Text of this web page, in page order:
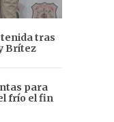
tras
Brítez
para
frío el fin